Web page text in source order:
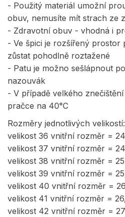
- Použitý materiál umožní
obuv, nemusíte mít strach ze
- Zdravotní obuv - vhodná i
- Ve špici je rozšířený
zůstat pohodlně roztažené
- Patu je možno sešlápnout
nazouvák
- V případě velkého
pračce na 40°C
Rozměry jednotlivých velikostí:
velikost 36 vnitřní rozměr =
velikost 37 vnitřní rozměr =
velikost 38 vnitřní rozměr =
velikost 39 vnitřní rozměr =
velikost 40 vnitřní rozměr =
velikost 41 vnitřní rozměr =
velikost 42 vnitřní rozměr =